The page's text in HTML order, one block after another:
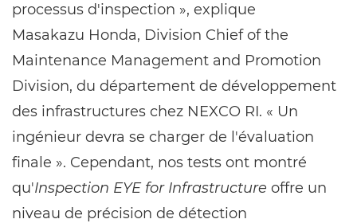
processus d'inspection », explique
Masakazu Honda, Division Chief of the
Maintenance Management and Promotion
Division, du département de développement
des infrastructures chez NEXCO RI. « Un
ingénieur devra se charger de l'évaluation
finale ». Cependant, nos tests ont montré
qu'Inspection EYE for Infrastructure offre un
niveau de précision de détection